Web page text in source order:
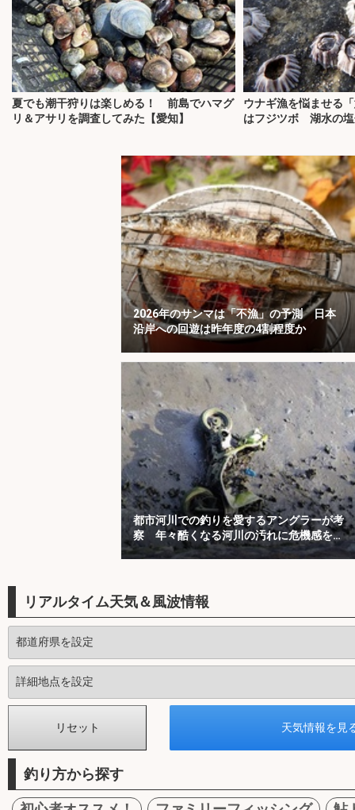
夏でも潮干狩りは楽しめる！ 前島でハマグ
リ＆アサリを調査してみた【愛知】
ウナギ漁を悩ませる
はフジツボ 湖水の塩
2026年のサンマは「不漁」の予測 日本
沿岸への回遊は昨年度の4割程度か
都市河川での釣りを愛するアングラーが考
察 年々酷くなる河川の汚れに危機感を持
とう
リアルタイム天気＆風波情報
釣り方から探す